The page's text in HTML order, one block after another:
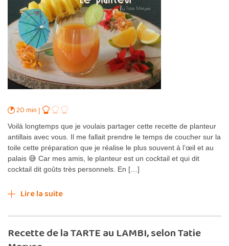
20 min
Voilà longtemps que je voulais partager cette recette de planteur
antillais avec vous. Il me fallait prendre le temps de coucher sur la
toile cette préparation que je réalise le plus souvent à l’œil et au
palais 😅 Car mes amis, le planteur est un cocktail et qui dit
cocktail dit goûts très personnels. En […]
Lire la suite
Recette de la TARTE au LAMBI, selon Tatie